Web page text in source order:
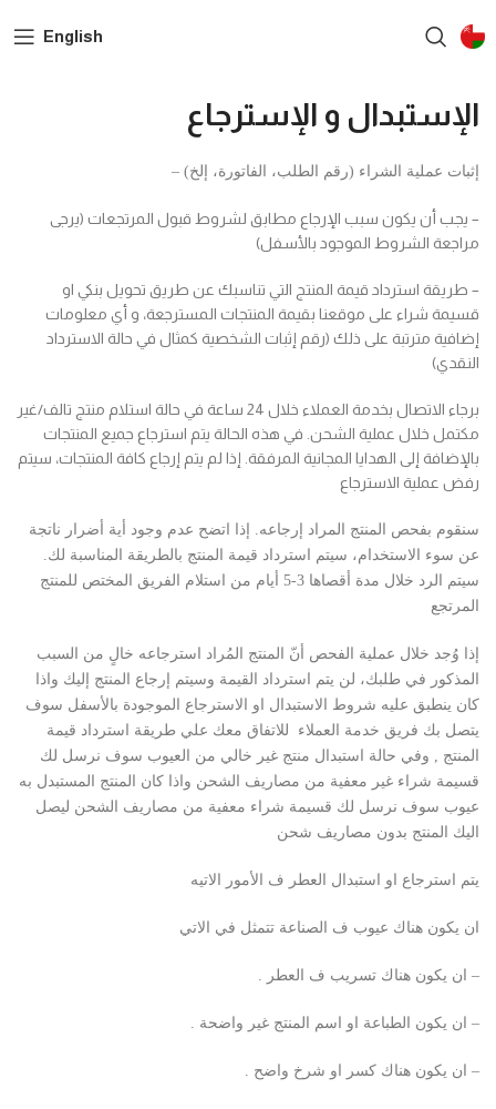
English
الإستبدال و الإسترجاع
إثبات عملية الشراء (رقم الطلب، الفاتورة، إلخ) –
– يجب أن يكون سبب الإرجاع مطابق لشروط قبول المرتجعات (يرجى
مراجعة الشروط الموجود بالأسفل)
– طريقة استرداد قيمة المنتج التي تناسبك عن طريق تحويل بنكي او
قسيمة شراء على موقعنا بقيمة المنتجات المسترجعة، و أي معلومات
إضافية مترتبة على ذلك (رقم إثبات الشخصية كمثال في حالة الاسترداد
النقدي)
برجاء الاتصال بخدمة العملاء خلال 24 ساعة في حالة استلام منتج تالف/غير
مكتمل خلال عملية الشحن. في هذه الحالة يتم استرجاع جميع المنتجات
بالإضافة إلى الهدايا المجانية المرفقة. إذا لم يتم إرجاع كافة المنتجات، سيتم
رفض عملية الاسترجاع
سنقوم بفحص المنتج المراد إرجاعه. إذا اتضح عدم وجود أية أضرار ناتجة
عن سوء الاستخدام، سيتم استرداد قيمة المنتج بالطريقة المناسبة لك.
سيتم الرد خلال مدة أقصاها 3-5 أيام من استلام الفريق المختص للمنتج
المرتجع
إذا وُجد خلال عملية الفحص أنّ المنتج المُراد استرجاعه خالٍ من السبب
المذكور في طلبك، لن يتم استرداد القيمة وسيتم إرجاع المنتج إليك واذا
كان ينطبق عليه شروط الاستبدال او الاسترجاع الموجودة بالأسفل سوف
يتصل بك فريق خدمة العملاء للاتفاق معك علي طريقة استرداد قيمة
المنتج , وفي حالة استبدال منتج غير خالي من العيوب سوف نرسل لك
قسيمة شراء غير معفية من مصاريف الشحن واذا كان المنتج المستبدل به
عيوب سوف نرسل لك قسيمة شراء معفية من مصاريف الشحن ليصل
اليك المنتج بدون مصاريف شحن
يتم استرجاع او استبدال العطر ف الأمور الاتيه
ان يكون هناك عيوب ف الصناعة تتمثل في الاتي
– ان يكون هناك تسريب ف العطر .
– ان يكون الطباعة او اسم المنتج غير واضحة .
– ان يكون هناك كسر او شرخ واضح .